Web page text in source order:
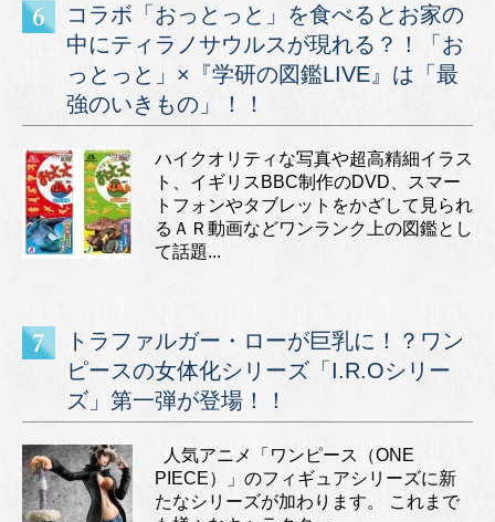
コラボ「おっとっと」を食べるとお家の
中にティラノサウルスが現れる？！「お
っとっと」×『学研の図鑑LIVE』は「最
強のいきもの」！！
ハイクオリティな写真や超高精細イラス
ト、イギリスBBC制作のDVD、スマー
トフォンやタブレットをかざして見られ
るＡＲ動画などワンランク上の図鑑とし
て話題...
トラファルガー・ローが巨乳に！？ワン
ピースの女体化シリーズ「I.R.Oシリー
ズ」第一弾が登場！！
人気アニメ「ワンピース（ONE
PIECE）」のフィギュアシリーズに新
たなシリーズが加わります。 これまで